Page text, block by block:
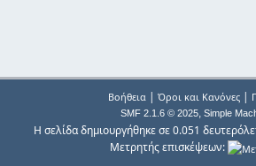
Βοήθεια| Όροι και Κανόνες|
SMF 2.1.6 © 2025, Simple
Η σελίδα δημιουργήθηκε σε 0.051
Μετρητής επισκέψεων: